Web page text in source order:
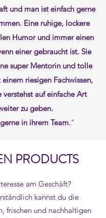
und man ist einfach gerne
Eine ruhige, lockere
Humor und immer einen
einer gebraucht ist. Sie
super Mentorin und tolle
riesigen Fachwissen,
verstehst auf einfache Art
zu geben.
in ihrem Team."​
PRODUCTS
am Geschäft?
kannst du die
frischen und nachhaltigen